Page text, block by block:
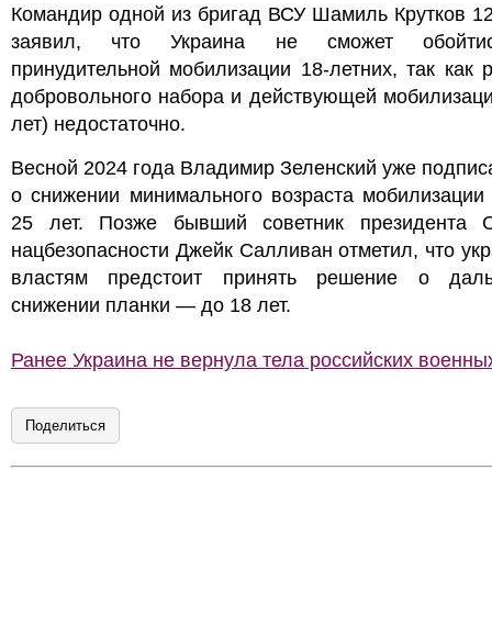
Командир одной из бригад ВСУ Шамиль Крутков
заявил, что Украина не сможет
принудительной мобилизации 18-летних, так как
добровольного набора и действующей
лет) недостаточно.
Весной 2024 года Владимир Зеленский уже
о снижении минимального возраста
25 лет. Позже бывший советник
нацбезопасности Джейк Салливан отметил, что
властям предстоит принять решение о
снижении планки — до 18 лет.
Ранее Украина не вернула тела российских
Поделиться